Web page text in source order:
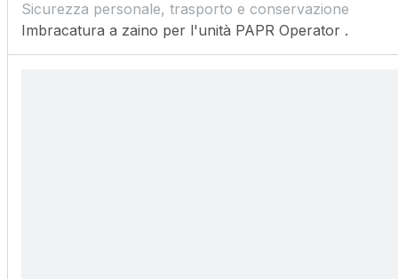
Sicurezza personale, trasporto e conservazione
Imbracatura a zaino per l'unità PAPR Operator .